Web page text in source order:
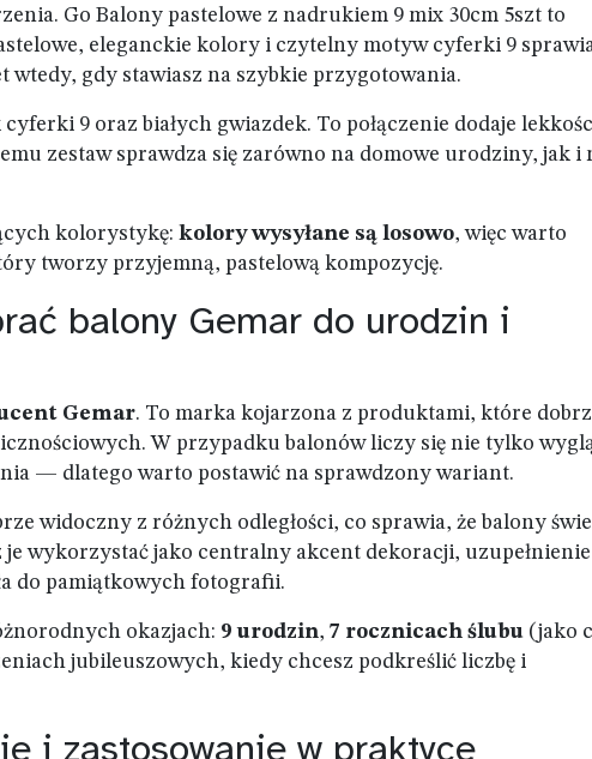
Go Balony pastelowe z nadrukiem 9 mix 30cm 5szt to
eleganckie kolory i czytelny motyw cyferki 9
wtedy, gdy stawiasz na szybkie przygotowania.
9 oraz białych gwiazdek. To połączenie dodaje
zestaw sprawdza się zarówno na domowe urodziny, jak i
kolorystykę: kolory wysyłane są losowo, więc warto
tworzy przyjemną, pastelową kompozycję.
balony Gemar do urodzin i
Gemar. To marka kojarzona z produktami, które
W przypadku balonów liczy się nie tylko
— dlatego warto postawić na sprawdzony wariant.
widoczny z różnych odległości, co sprawia, że balony
je wykorzystać jako centralny akcent dekoracji, uzupełnienie
do pamiątkowych fotografii.
okazjach: 9 urodzin, 7 rocznicach ślubu (jako
jubileuszowych, kiedy chcesz podkreślić liczbę i
i zastosowanie w praktyce